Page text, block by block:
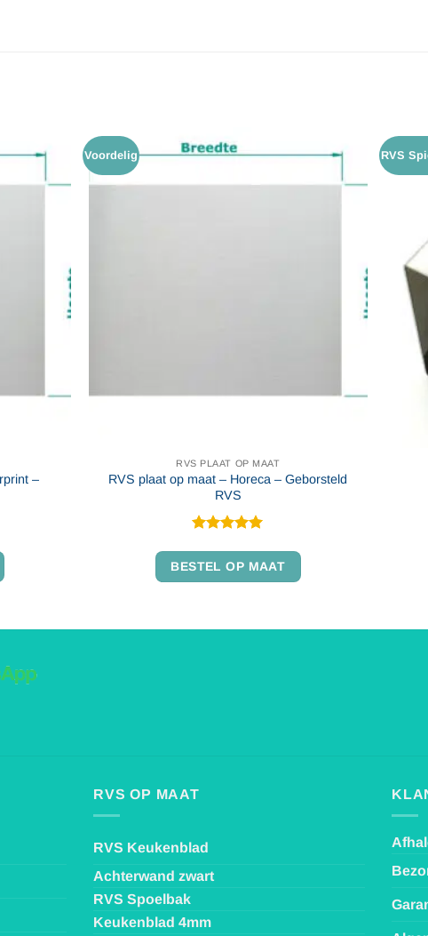
–
Voordelig
RVS PLAAT OP MAAT
RVS plaat op maat – Horeca – Geborsteld
RVS
BESTEL OP MAAT
RVS
RVS OP MAAT
RVS Keukenblad
Achterwand zwart
RVS Spoelbak
Keukenblad 4mm